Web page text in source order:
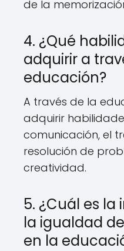
de la
4. ¿Qué
adquirir a
educación?
A través de la
adquirir
comunicación, el
resolución de
creatividad.
5. ¿Cuál es
la igualdad
en la